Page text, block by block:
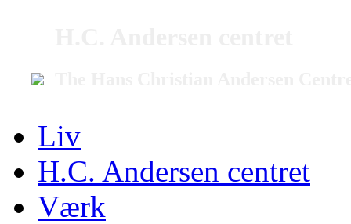
Liv
H.C. Andersen centret
Værk